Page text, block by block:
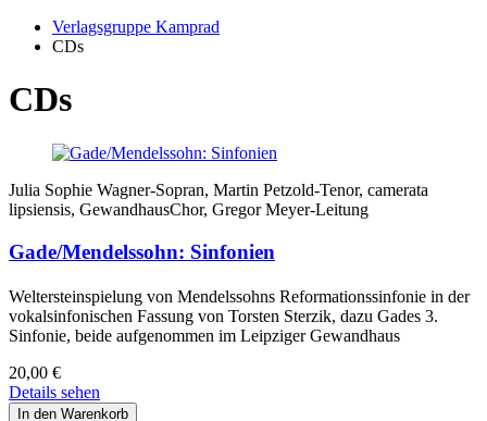
Verlagsgruppe Kamprad
CDs
CDs
Julia Sophie Wagner-Sopran, Martin Petzold-Tenor, camerata
lipsiensis, GewandhausChor, Gregor Meyer-Leitung
Gade/Mendelssohn: Sinfonien
Weltersteinspielung von Mendelssohns Reformationssinfonie in der
vokalsinfonischen Fassung von Torsten Sterzik, dazu Gades 3.
Sinfonie, beide aufgenommen im Leipziger Gewandhaus
20,00 €
Details sehen